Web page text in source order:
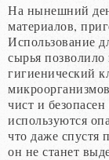
На нынешний
материалов,
Использование
сырья позволило
гигиенический
чист и
используются
что даже спустя
он не станет